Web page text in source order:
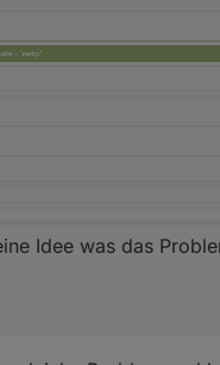
Idee was das